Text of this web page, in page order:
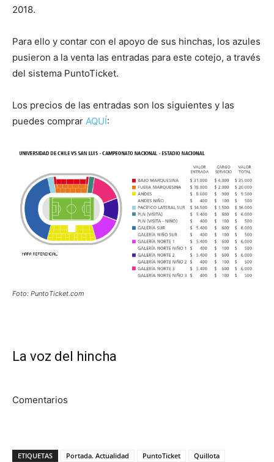
2018.
Para ello y contar con el apoyo de sus hinchas, los azules
pusieron a la venta las entradas para este cotejo, a través
del sistema PuntoTicket.
Los precios de las entradas son los siguientes y las
puedes comprar AQUÍ:
Foto: PuntoTicket.com
La voz del hincha
Comentarios
ETIQUETAS Portada. Actualidad PuntoTicket
Quillota